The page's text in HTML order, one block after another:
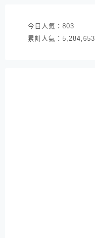
今日人氣： 803
累計人氣： 5,284,653